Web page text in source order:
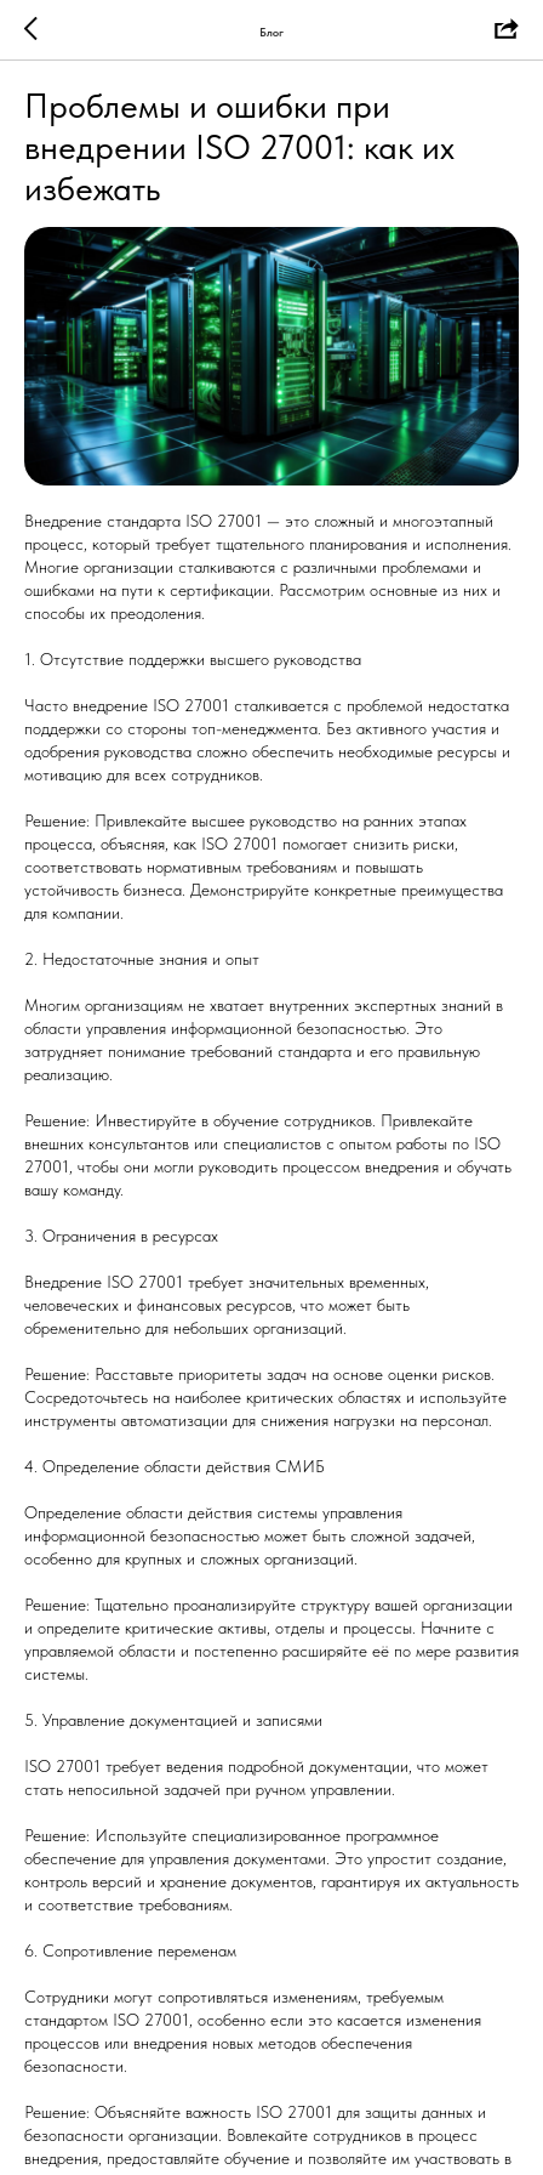
Блог
Проблемы и ошибки при
внедрении ISO 27001: как их
избежать
Внедрение стандарта ISO 27001 — это сложный и многоэтапный
процесс, который требует тщательного планирования и исполнения.
Многие организации сталкиваются с различными проблемами и
ошибками на пути к сертификации. Рассмотрим основные из них и
способы их преодоления.
1. Отсутствие поддержки высшего руководства
Часто внедрение ISO 27001 сталкивается с проблемой недостатка
поддержки со стороны топ-менеджмента. Без активного участия и
одобрения руководства сложно обеспечить необходимые ресурсы и
мотивацию для всех сотрудников.
Решение: Привлекайте высшее руководство на ранних этапах
процесса, объясняя, как ISO 27001 помогает снизить риски,
соответствовать нормативным требованиям и повышать
устойчивость бизнеса. Демонстрируйте конкретные преимущества
для компании.
2. Недостаточные знания и опыт
Многим организациям не хватает внутренних экспертных знаний в
области управления информационной безопасностью. Это
затрудняет понимание требований стандарта и его правильную
реализацию.
Решение: Инвестируйте в обучение сотрудников. Привлекайте
внешних консультантов или специалистов с опытом работы по ISO
27001, чтобы они могли руководить процессом внедрения и обучать
вашу команду.
3. Ограничения в ресурсах
Внедрение ISO 27001 требует значительных временных,
человеческих и финансовых ресурсов, что может быть
обременительно для небольших организаций.
Решение: Расставьте приоритеты задач на основе оценки рисков.
Сосредоточьтесь на наиболее критических областях и используйте
инструменты автоматизации для снижения нагрузки на персонал.
4. Определение области действия СМИБ
Определение области действия системы управления
информационной безопасностью может быть сложной задачей,
особенно для крупных и сложных организаций.
Решение: Тщательно проанализируйте структуру вашей организации
и определите критические активы, отделы и процессы. Начните с
управляемой области и постепенно расширяйте её по мере развития
системы.
5. Управление документацией и записями
ISO 27001 требует ведения подробной документации, что может
стать непосильной задачей при ручном управлении.
Решение: Используйте специализированное программное
обеспечение для управления документами. Это упростит создание,
контроль версий и хранение документов, гарантируя их актуальность
и соответствие требованиям.
6. Сопротивление переменам
Сотрудники могут сопротивляться изменениям, требуемым
стандартом ISO 27001, особенно если это касается изменения
процессов или внедрения новых методов обеспечения
безопасности.
Решение: Объясняйте важность ISO 27001 для защиты данных и
безопасности организации. Вовлекайте сотрудников в процесс
внедрения, предоставляйте обучение и позволяйте им участвовать в